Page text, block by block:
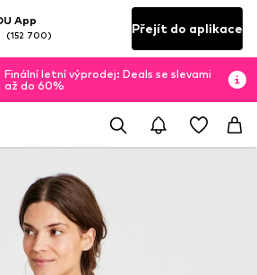
App
(152 700) Přejít do aplikace
Finální letní výprodej: Deals se slevami
až do 60%